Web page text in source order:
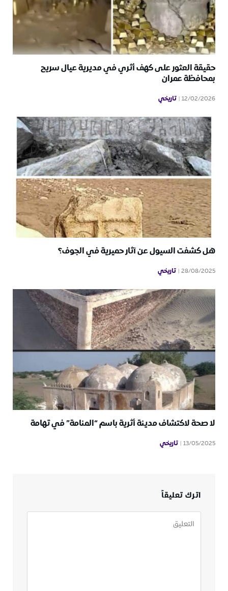
حقيقة العثور على كهف أثري في مديرية عيال سريح
بمحافظة عمران
12/02/2026 تاريخي
هل كشفت السيول عن آثار حميرية في الجوف؟
28/08/2025 تاريخي
لا صحة لاكتشاف مدينة أثرية باسم “المنامة” في تهامة
13/05/2025 تاريخي
اترك تعليقاً